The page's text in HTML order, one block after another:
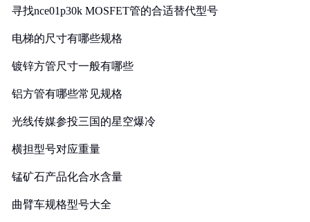
寻找nce01p30k MOSFET管的合适替代型号
电梯的尺寸有哪些规格
镀锌方管尺寸一般有哪些
铝方管有哪些常见规格
光线传媒参投三国的星空爆冷
横担型号对应重量
锰矿石产品化合水含量
曲臂车规格型号大全